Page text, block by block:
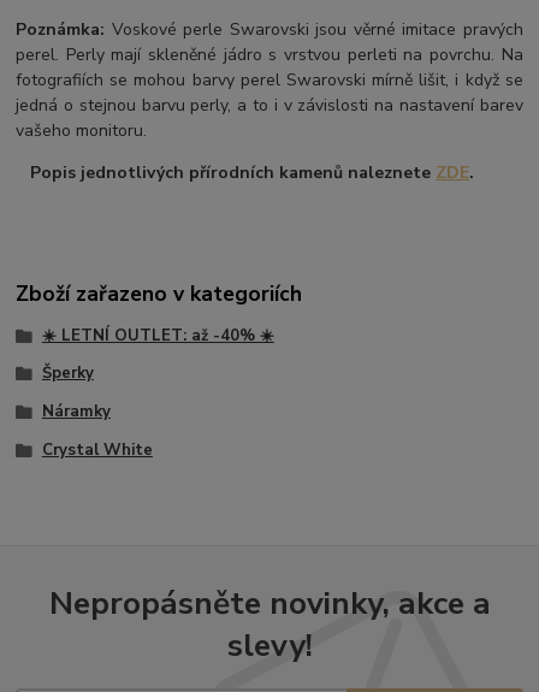
Poznámka: Voskové perle Swarovski jsou věrné imitace pravých
perel. Perly mají skleněné jádro s vrstvou perleti na povrchu. Na
fotografiích se mohou barvy perel Swarovski mírně lišit, i když se
jedná o stejnou barvu perly, a to i v závislosti na nastavení barev
vašeho monitoru.
Popis jednotlivých přírodních kamenů naleznete ZDE.
Zboží zařazeno v kategoriích
☀️ LETNÍ OUTLET: až -40% ☀️
Šperky
Náramky
Crystal White
Nepropásněte novinky, akce a
slevy!